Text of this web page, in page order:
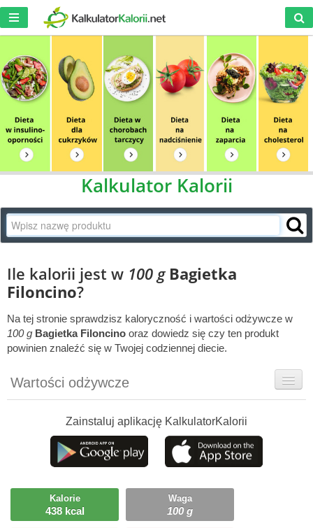
Kalkulator Kalorii
Ile kalorii jest w 100 g Bagietka
Filoncino?
Na tej stronie sprawdzisz kaloryczność i wartości odżywcze w
100 g Bagietka Filoncino oraz dowiedz się czy ten produkt
powinien znaleźć się w Twojej codziennej diecie.
Wartości odżywcze
Ciekawostki
Ile możesz zjeść?
Zainstaluj aplikację KalkulatorKalorii
Kalorie
438 kcal
Waga
100 g